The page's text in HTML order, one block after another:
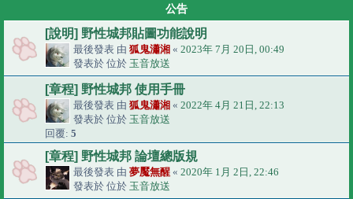
公告
[說明] 野性城邦貼圖功能說明
最後發表 由 狐鬼瀟湘 « 2023年 7月 20日, 00:49
發表於 位於 玉音放送
[章程] 野性城邦 使用手冊
最後發表 由 狐鬼瀟湘 « 2022年 4月 21日, 22:13
發表於 位於 玉音放送
回覆: 5
[章程] 野性城邦 論壇總版規
最後發表 由 夢魘無醒 « 2020年 1月 2日, 22:46
發表於 位於 玉音放送